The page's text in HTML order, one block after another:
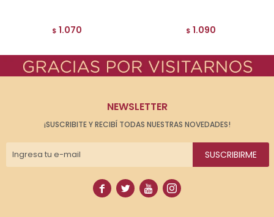
$ 1.070 $ 1.090
NEWSLETTER
¡SUSCRIBITE Y RECIBÍ TODAS NUESTRAS NOVEDADES!
SUSCRIBIRME
   